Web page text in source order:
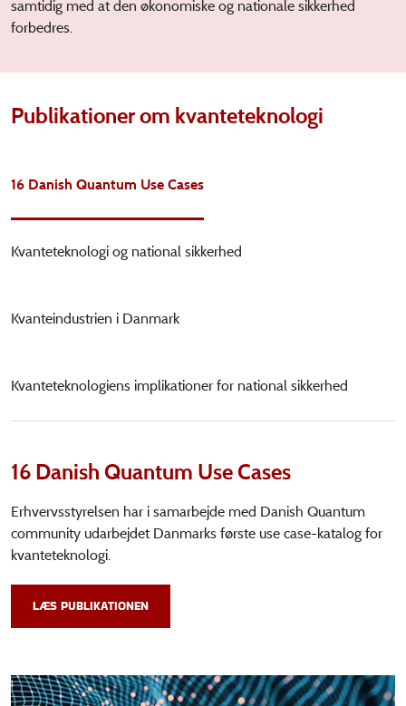
samtidig med at den økonomiske og nationale sikkerhed
forbedres.
Publikationer om kvanteteknologi
16 Danish Quantum Use Cases
Kvanteteknologi og national sikkerhed
Kvanteindustrien i Danmark
Kvanteteknologiens implikationer for national sikkerhed
16 Danish Quantum Use Cases
Erhvervsstyrelsen har i samarbejde med Danish Quantum
community udarbejdet Danmarks første use case-katalog for
kvanteteknologi.
LÆS PUBLIKATIONEN